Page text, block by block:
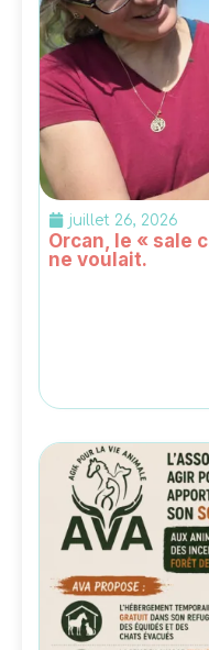
juillet 26, 2026
Orcan, le « sale
ne voulait.